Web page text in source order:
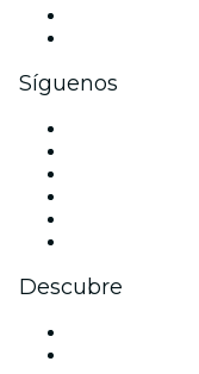
Síguenos
Descubre